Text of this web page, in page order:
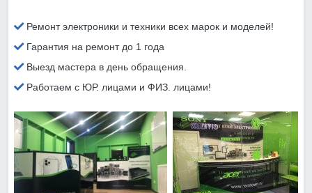
Ремонт электроники и техники всех марок и моделей!
Гарантия на ремонт до 1 года
Выезд мастера в день обращения.
Работаем с ЮР. лицами и ФИЗ. лицами!